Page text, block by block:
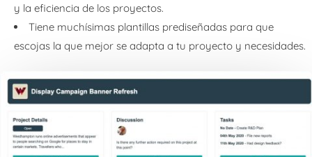
y la eficiencia de los proyectos.
Tiene muchísimas plantillas prediseñadas para que
escojas la que mejor se adapta a tu proyecto y necesidades.